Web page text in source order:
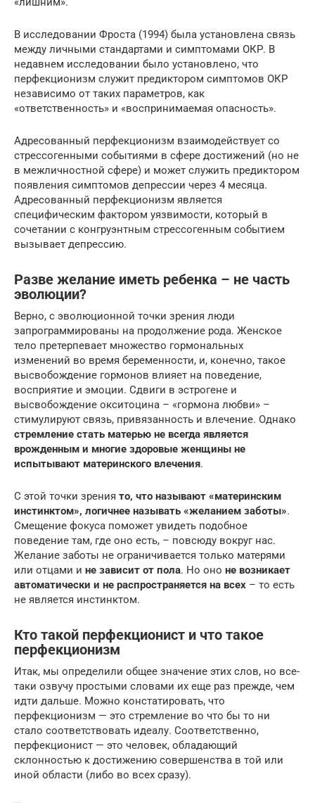
В исследовании Фроста (1994) была установлена связь
между личными стандартами и симптомами ОКР. В
недавнем исследовании было установлено, что
перфекционизм служит предиктором симптомов ОКР
независимо от таких параметров, как
«ответственность» и «воспринимаемая опасность».
Адресованный перфекционизм взаимодействует со
стрессогенными событиями в сфере достижений (но не
в межличностной сфере) и может служить предиктором
появления симптомов депрессии через 4 месяца.
Адресованный перфекционизм является
специфическим фактором уязвимости, который в
сочетании с конгруэнтным стрессогенным событием
вызывает депрессию.
Разве желание иметь ребенка – не часть
эволюции?
Верно, с эволюционной точки зрения люди
запрограммированы на продолжение рода. Женское
тело претерпевает множество гормональных
изменений во время беременности, и, конечно, такое
высвобождение гормонов влияет на поведение,
восприятие и эмоции. Сдвиги в эстрогене и
высвобождение окситоцина – «гормона любви» –
стимулируют связь, привязанность и влечение. Однако
стремление стать матерью не всегда является
врожденным и многие здоровые женщины не
испытывают материнского влечения.
С этой точки зрения то, что называют «материнским
инстинктом», логичнее называть «желанием заботы».
Смещение фокуса поможет увидеть подобное
поведение там, где оно есть, – повсюду вокруг нас.
Желание заботы не ограничивается только матерями
или отцами и не зависит от пола. Но оно не возникает
автоматически и не распространяется на всех – то есть
не является инстинктом.
Кто такой перфекционист и что такое
перфекционизм
Итак, мы определили общее значение этих слов, но все-
таки озвучу простыми словами их еще раз прежде, чем
идти дальше. Можно констатировать, что
перфекционизм — это стремление во что бы то ни
стало соответствовать идеалу. Соответственно,
перфекционист — это человек, обладающий
склонностью к достижению совершенства в той или
иной области (либо во всех сразу).